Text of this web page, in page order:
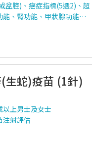
盆腔)、癌症指標(5選2)、超
能、腎功能、甲狀腺功能…
蛇)疫苗 (1針)
上男士及女士
注射評估